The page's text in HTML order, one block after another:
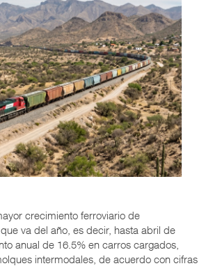
crecimiento ferroviario de
va del año, es decir, hasta abril de
anual de 16.5% en carros cargados,
intermodales, de acuerdo con cifras